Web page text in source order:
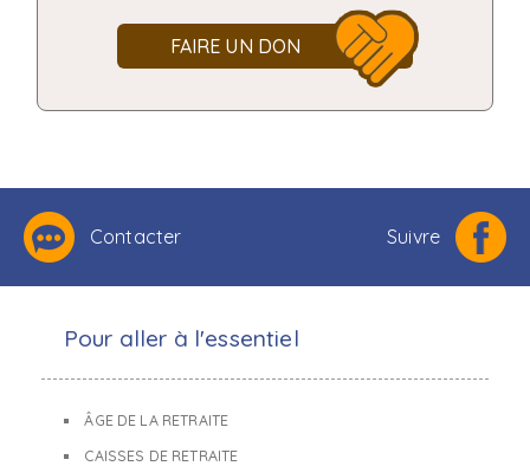
FAIRE UN DON
Contacter Suivre
Pour aller à l'essentiel
ÂGE DE LA RETRAITE
CAISSES DE RETRAITE